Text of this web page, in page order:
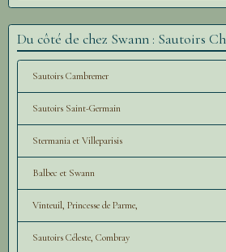
Du côté de chez Swann : Sautoirs
Sautoirs Cambremer
Sautoirs Saint-Germain
Stermania et Villeparisis
Balbec et Swann
Vinteuil, Princesse de Parme,
Sautoirs Céleste, Combray